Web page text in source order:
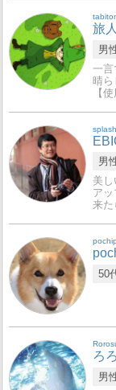
旅
男
一
晴ら
【
男
美
ア
来
50
ろ
男